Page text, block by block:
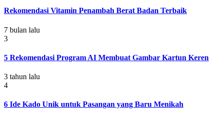
Rekomendasi Vitamin Penambah Berat Badan Terbaik
7 bulan lalu
3
5 Rekomendasi Program AI Membuat Gambar Kartun Keren
3 tahun lalu
4
6 Ide Kado Unik untuk Pasangan yang Baru Menikah